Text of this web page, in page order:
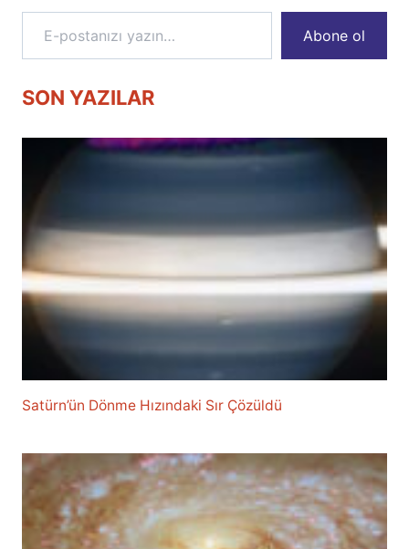
E-postanızı yazın…
Abone ol
SON YAZILAR
Satürn’ün Dönme Hızındaki Sır Çözüldü